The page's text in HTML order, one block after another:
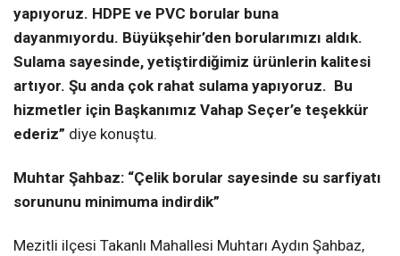
yapıyoruz. HDPE ve PVC borular buna
dayanmıyordu. Büyükşehir’den borularımızı aldık.
Sulama sayesinde, yetiştirdiğimiz ürünlerin kalitesi
artıyor. Şu anda çok rahat sulama yapıyoruz. Bu
hizmetler için Başkanımız Vahap Seçer’e teşekkür
ederiz” diye konuştu.
Muhtar Şahbaz: “Çelik borular sayesinde su sarfiyatı
sorununu minimuma indirdik”
Mezitli ilçesi Takanlı Mahallesi Muhtarı Aydın Şahbaz,